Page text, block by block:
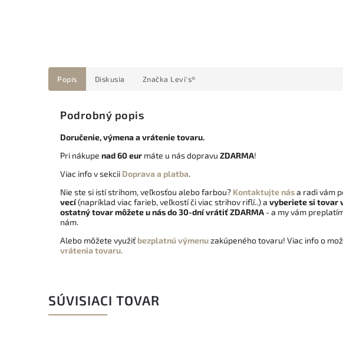
Popis Diskusia Značka Levi's®
Podrobný popis
Doručenie, výmena a vrátenie tovaru.
Pri nákupe nad 60 eur máte u nás dopravu ZDARMA!
Viac info v sekcii Doprava a platba.
Nie ste si istí strihom, veľkosťou alebo farbou? Kontaktujte nása radi vám
vecí(napríklad viac farieb, veľkostí či viac strihov riflí..) a vyberiete si tovar
ostatný tovar môžete u nás do 30-dní vrátiťZDARMA - a my vám
nám.
Alebo môžete využiť bezplatnú výmenuzakúpeného tovaru! Viac info o
vrátenia tovaru.
SÚVISIACI TOVAR